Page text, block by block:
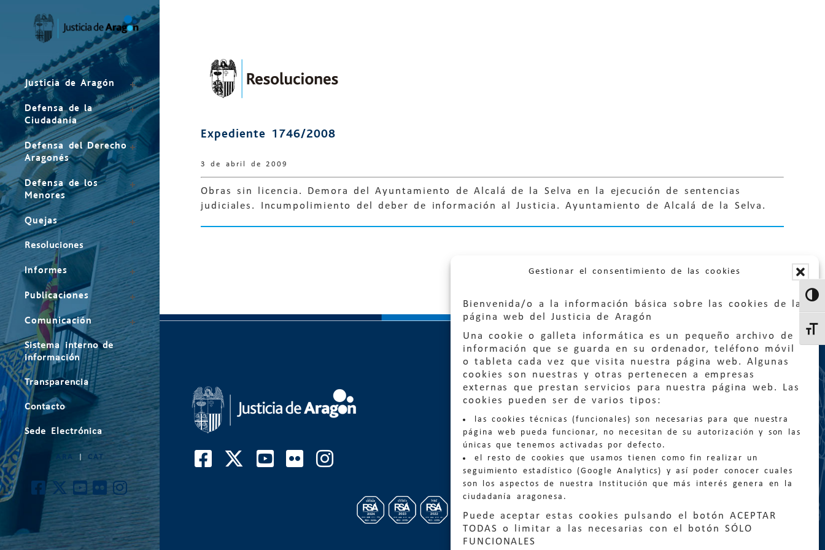
Gestionar el consentimiento de las cookies
Bienvenida/o a la información básica sobre las cookies de la
página web del Justicia de Aragón
Una cookie o galleta informática es un pequeño archivo de
información que se guarda en su ordenador, teléfono móvil
o tableta cada vez que visita nuestra página web. Algunas
cookies son nuestras y otras pertenecen a empresas
externas que prestan servicios para nuestra página web. Las
cookies pueden ser de varios tipos:
las cookies técnicas (funcionales) son necesarias para que nuestra
página web pueda funcionar, no necesitan de su autorización y son las
únicas que tenemos activadas por defecto.
el resto de cookies que usamos tienen como fin realizar un
seguimiento estadístico (Google Analytics) y así poder conocer cuales
son los aspectos de nuestra Institución que más interés genera en la
ciudadanía aragonesa.
Puede aceptar estas cookies pulsando el botón ACEPTAR
TODAS o limitar a las necesarias con el botón SÓLO
FUNCIONALES
Justicia de Aragón
Defensa de la
Ciudadanía
Defensa del Derecho
Aragonés
Defensa de los
Menores
Quejas
Resoluciones
Informes
Publicaciones
Comunicación
Sistema interno de
información
Transparencia
Contacto
Sede Electrónica
CAT
Expediente 1746/2008
3 de abril de 2009
Obras sin licencia. Demora del Ayuntamiento de Alcalá de la Selva en la ejecución de sentencias
judiciales. Incumpolimiento del deber de información al Justicia. Ayuntamiento de Alcalá de la Selva.
Quejas:quejas@eljusticiadearagon.es
Información general:
informacion@eljusticiadearagon.es
Teléfonos: 900 210 210/ 976 399 354